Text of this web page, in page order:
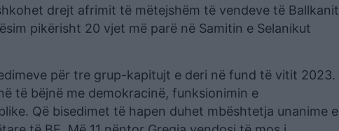
drejt afrimit të mëtejshëm të vendeve të Ballkanit
pikërisht 20 vjet më parë në Samitin e Selanikut
për tre grup-kapitujt e deri në fund të vitit 2023.
të bëjnë me demokracinë, funksionimin e
Që bisedimet të hapen duhet mbështetja unanime e